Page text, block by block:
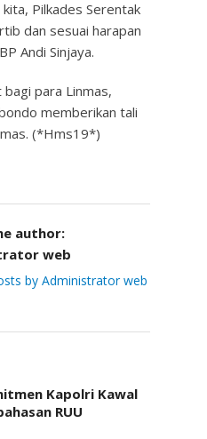
Pilkades Serentak
dan sesuai harapan
Andi Sinjaya.
para Linmas,
memberikan tali
(*Hms19*)
author:
web
by Administrator web
Kapolri Kawal
RUU